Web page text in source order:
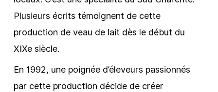
Plusieurs écrits témoignent de cette
production de veau de lait dès le début du
XIXe siècle.
En 1992, une poignée d’éleveurs passionnés
par cette production décide de créer